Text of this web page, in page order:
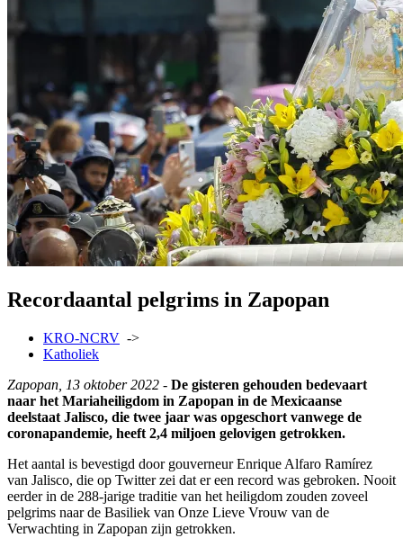
Recordaantal pelgrims in Zapopan
KRO-NCRV ->
Katholiek
Zapopan, 13 oktober 2022 - De gisteren gehouden bedevaart
naar het Mariaheiligdom in Zapopan in de Mexicaanse
deelstaat Jalisco, die twee jaar was opgeschort vanwege de
coronapandemie, heeft 2,4 miljoen gelovigen getrokken.
Het aantal is bevestigd door gouverneur Enrique Alfaro Ramírez
van Jalisco, die op Twitter zei dat er een record was gebroken. Nooit
eerder in de 288-jarige traditie van het heiligdom zouden zoveel
pelgrims naar de Basiliek van Onze Lieve Vrouw van de
Verwachting in Zapopan zijn getrokken.